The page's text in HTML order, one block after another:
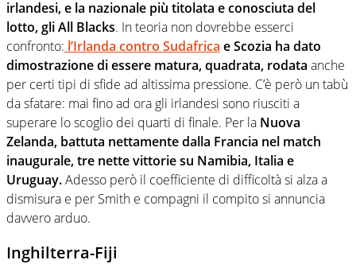
irlandesi, e la nazionale più titolata e conosciuta del
lotto, gli All Blacks. In teoria non dovrebbe esserci
confronto: l’Irlanda contro Sudafrica e Scozia ha dato
dimostrazione di essere matura, quadrata, rodata anche
per certi tipi di sfide ad altissima pressione. C’è però un tabù
da sfatare: mai fino ad ora gli irlandesi sono riusciti a
superare lo scoglio dei quarti di finale. Per la Nuova
Zelanda, battuta nettamente dalla Francia nel match
inaugurale, tre nette vittorie su Namibia, Italia e
Uruguay.Adesso però il coefficiente di difficoltà si alza a
dismisura e per Smith e compagni il compito si annuncia
davvero arduo.
Inghilterra-Fiji